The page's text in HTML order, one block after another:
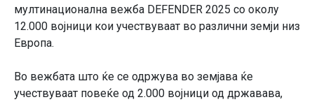
мултинационална вежба DEFENDER 2025 со околу
12.000 војници кои учествуваат во различни земји низ
Европа.
Во вежбата што ќе се одржува во земјава ќе
учествуваат повеќе од 2.000 војници од државава,